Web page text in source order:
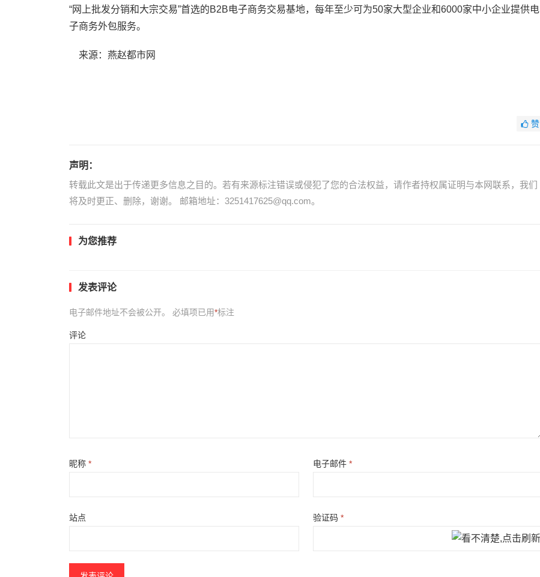
“网上批发分销和大宗交易”首选的B2B电子商务交易基地，每年至少可为50家大型企业和6000家中小企业提供电
子商务外包服务。
来源：燕赵都市网
赞
声明：
转载此文是出于传递更多信息之目的。若有来源标注错误或侵犯了您的合法权益，请作者持权属证明与本网联系，我们
将及时更正、删除，谢谢。 邮箱地址：3251417625@qq.com。
为您推荐
发表评论
电子邮件地址不会被公开。 必填项已用*标注
评论
昵称 * 电子邮件*
站点 验证码*